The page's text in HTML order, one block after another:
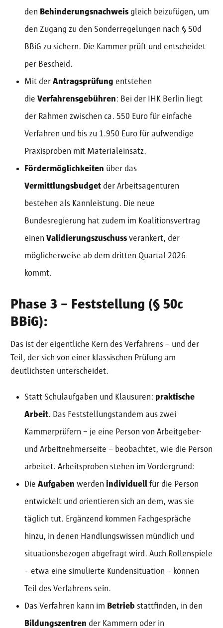
den Behinderungsnachweis gleich beizufügen, um
den Zugang zu den Sonderregelungen nach § 50d
BBiG zu sichern. Die Kammer prüft und entscheidet
per Bescheid.
Mit der Antragsprüfung entstehen
die Verfahrensgebühren: Bei der IHK Berlin liegt
der Rahmen zwischen ca. 550 Euro für einfache
Verfahren und bis zu 1.950 Euro für aufwendige
Praxisproben mit Materialeinsatz.
Fördermöglichkeiten über das
Vermittlungsbudget der Arbeitsagenturen
bestehen als Kannleistung. Die neue
Bundesregierung hat zudem im Koalitionsvertrag
einen Validierungszuschuss verankert, der
möglicherweise ab dem dritten Quartal 2026
kommt.
Phase 3 – Feststellung (§ 50c
BBiG):
Das ist der eigentliche Kern des Verfahrens – und der
Teil, der sich von einer klassischen Prüfung am
deutlichsten unterscheidet.
Statt Schulaufgaben und Klausuren: praktische
Arbeit. Das Feststellungstandem aus zwei
Kammerprüfern – je eine Person von Arbeitgeber-
und Arbeitnehmerseite – beobachtet, wie die Person
arbeitet. Arbeitsproben stehen im Vordergrund:
Die Aufgaben werden individuell für die Person
entwickelt und orientieren sich an dem, was sie
täglich tut. Ergänzend kommen Fachgespräche
hinzu, in denen Handlungswissen mündlich und
situationsbezogen abgefragt wird. Auch Rollenspiele
– etwa eine simulierte Kundensituation – können
Teil des Verfahrens sein.
Das Verfahren kann im Betrieb stattfinden, in den
Bildungszentren der Kammern oder in